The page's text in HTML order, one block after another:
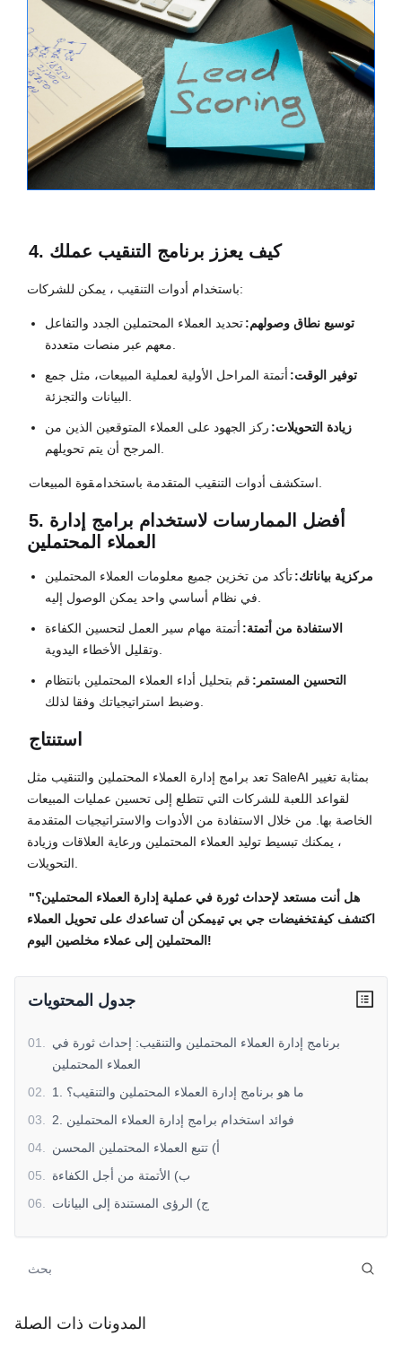
4. كيف يعزز برنامج التنقيب عملك
باستخدام أدوات التنقيب ، يمكن للشركات:
توسيع نطاق وصولهم:تحديد العملاء المحتملين الجدد والتفاعل
توفير الوقت: أتمتة المراحل الأولية لعملية المبيعات، مثل جمع
زيادة التحويلات: ركز الجهود على العملاء المتوقعين الذين من
استكشف أدوات التنقيب المتقدمة باستخدامقوة المبيعات
5. أفضل الممارسات لاستخدام برامج إدارة
العملاء المحتملين
مركزية بياناتك:تأكد من تخزين جميع معلومات العملاء المحتملين
الاستفادة من أتمتة: أتمتة مهام سير العمل لتحسين الكفاءة
التحسين المستمر: قم بتحليل أداء العملاء المحتملين بانتظام
استنتاج
تعد برامج إدارة العملاء المحتملين والتنقيب مثل SaleAI بمثابة تغيير
لقواعد اللعبة للشركات التي تتطلع إلى تحسين عمليات المبيعات
الخاصة بها. من خلال الاستفادة من الأدوات والاستراتيجيات المتقدمة
، يمكنك تبسيط توليد العملاء المحتملين ورعاية العلاقات وزيادة
"هل أنت مستعد لإحداث ثورة في عملية إدارة العملاء المحتملين؟
اكتشف كيفتخفيضات جي بي تييمكن أن تساعدك على تحويل العملاء
المحتملين إلى عملاء مخلصين اليوم!
جدول المحتويات
01
برنامج إدارة العملاء المحتملين والتنقيب: إحداث ثورة في
العملاء المحتملين
02
1. ما هو برنامج إدارة العملاء المحتملين والتنقيب؟
03
2. فوائد استخدام برامج إدارة العملاء المحتملين
04
أ) تتبع العملاء المحتملين المحسن
05
ب) الأتمتة من أجل الكفاءة
06
ج) الرؤى المستندة إلى البيانات
. استنتاج
المدونات ذات الصلة